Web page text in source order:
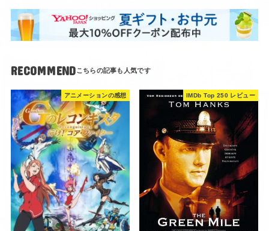
RECOMMEND
アニメーションの感想 IMDb Top 250 レビュー